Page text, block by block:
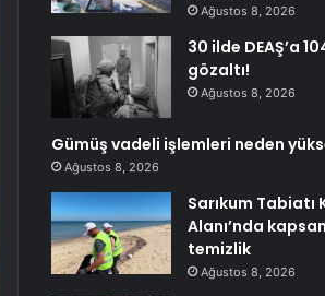
Ağustos 8, 2026
30 ilde DEAŞ’a
gözaltı!
Ağustos 8, 2026
Gümüş vadeli işlemleri neden
Ağustos 8, 2026
Sarıkum Tabiatı
Alanı’nda
temizlik
Ağustos 8, 2026